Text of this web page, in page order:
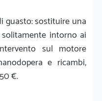
guasto: sostituire una
intorno ai
sul motore
e ricambi,
€.